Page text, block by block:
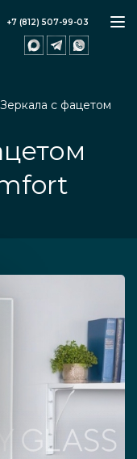
+7 (812) 507-99-03
Зеркала с фацетом